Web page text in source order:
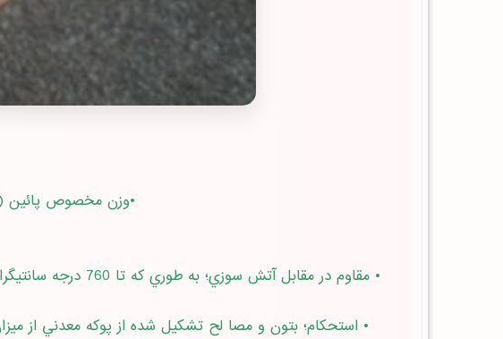
•وزن مخصوص پائين ( 5/ 0 تا 7 / • ) به طوري كه روي آب شناور مي
• استحكام؛ بتون و مصا لح تشكيل شده از پوكه معدني از